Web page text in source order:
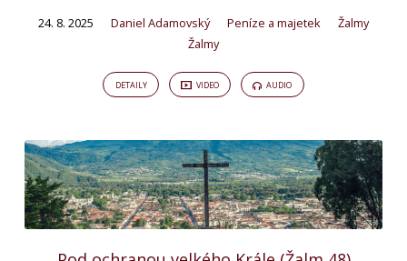
24. 8. 2025 Daniel Adamovský Peníze a majetek
Žalmy
Žalmy
DETAILY VIDEO AUDIO